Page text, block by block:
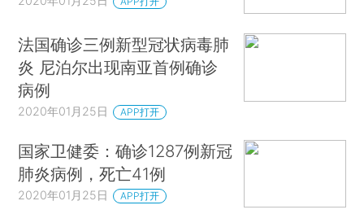
法国确诊三例新型冠状病毒肺
炎 尼泊尔出现南亚首例确诊
病例
2020年01月25日 APP打开
国家卫健委：确诊1287例新冠
肺炎病例，死亡41例
2020年01月25日 APP打开